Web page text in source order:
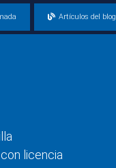
Artículos del blog
licencia